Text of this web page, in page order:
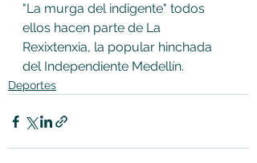
"La murga del indigente" todos
ellos hacen parte de La
Rexixtenxia, la popular hinchada
del Independiente Medellín.
Deportes